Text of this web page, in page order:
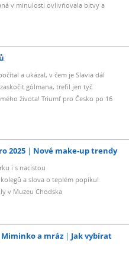
v minulosti ovlivňovala bitvy a
a ukázal, v čem je Slavia dál
gólmana, trefil jen tyč
života! Triumf pro Česko po 16
2025 Nové make-up trendy
i s nacistou
a slova o teplém popíku!
v Muzeu Chodska
Miminko a mráz
Jak vybírat